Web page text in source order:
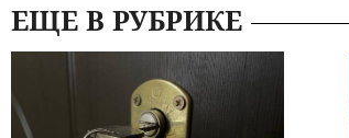
ЕЩЕ В РУБРИКЕ